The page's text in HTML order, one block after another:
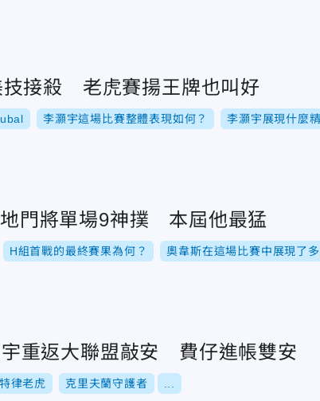
技接殺 老虎賽揚王牌也叫好
李灝宇這場比賽整體表現如何？ 李灝宇展現什麼
門將單場9神撲 本屆他最猛
H組首戰的最終賽果為何？ 奧韋斯在這場比賽中展現了
重返大聯盟敲安 費仔進帳雙安
律老虎 克里夫蘭守護者